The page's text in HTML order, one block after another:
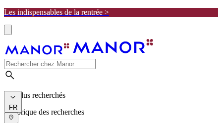
Les indispensables de la rentrée >
Les plus recherchés
Historique des recherches
FR